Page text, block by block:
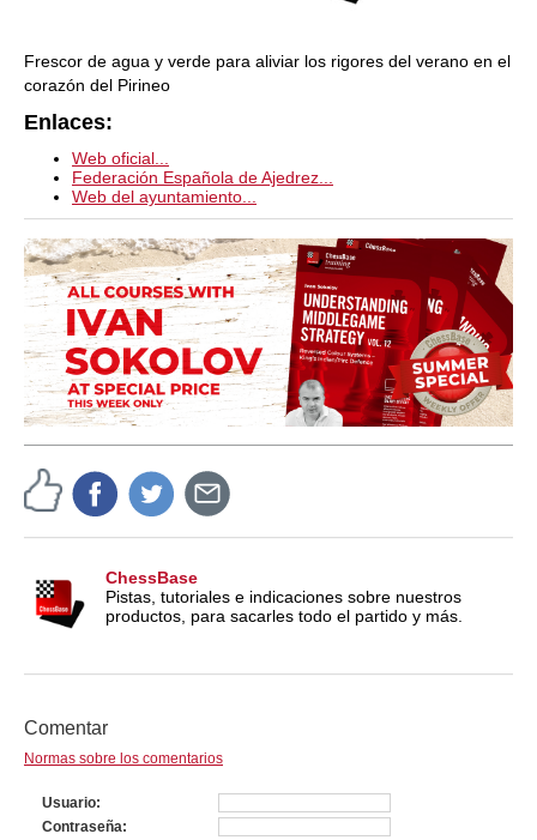
Frescor de agua y verde para aliviar los rigores del verano en el
corazón del Pirineo
Enlaces:
Web oficial...
Federación Española de Ajedrez...
Web del ayuntamiento...
ChessBase
Pistas, tutoriales e indicaciones sobre nuestros
productos, para sacarles todo el partido y más.
Comentar
Normas sobre los comentarios
Usuario
Contraseña